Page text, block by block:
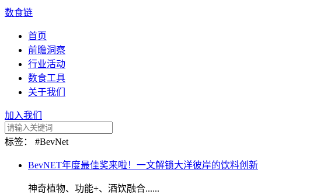
数食链
首页
前瞻洞察
行业活动
数食工具
关于我们
加入我们
标签： #BevNet
BevNET年度最佳奖来啦！一文解锁大洋彼岸的饮料创新
神奇植物、功能+、酒饮融合......